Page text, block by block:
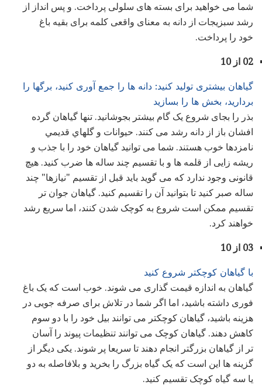
شما می خواهید برای بسته های سلولی پرداخت. و پس انداز از
رشد سبزیجات از دانه به معنای واقعی کلمه برای بقیه باغ
خود را پرداخت.
02 از 10
گیاهان بیشتری تولید کنید: دانه ها را جمع آوری کنید، برگها را
بردارید، بخش ها را بسازید
بذر را بجای شروع یک گام بیشتر بجوشانید. تنها گیاهان گرده
افشان باز از دانه رشد می کنند. حيوانات و گلهاي قديمي
نامزدها خوب هستند. شما می توانید گیاهان خود را با جذب و
ریشه زایی از قلمه ها و با تقسیم چند ساله ها ضرب کنید. هیچ
قانونی وجود ندارد که می گوید باید قبل از تقسیم "نیازها" چند
ساله صبر کنید تا بتوانید آن را تقسیم کنید. گیاهان جوان تر
تقسیم ممکن است شروع به کوچک شدن کنند، اما سریع رشد
خواهند کرد.
03 از 10
با گیاهان کوچکتر شروع کنید
گیاهان به اندازه قیمت گذاری می شوند. خوب است که یک باغ
فوری داشته باشید، اما اگر شما در تلاش برای صرفه جویی در
هزینه باشید، گیاهان کوچکتر می توانند بیل خود را با دو سوم
کاهش دهند. گیاهان کوچک می توانند تنظیمات پیوند را آسان
تر از گیاهان بزرگتر انجام دهند تا سریعا پر شوند. یکی دیگر از
گزینه ها این است که یک گیاه بزرگ را بخرید و بلافاصله به دو
یا سه گیاه کوچک تقسیم کنید.